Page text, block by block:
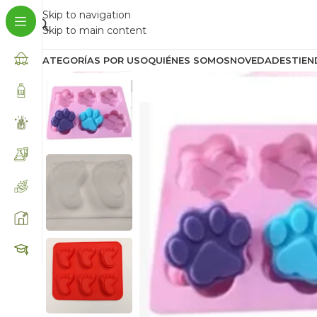
Skip to navigation
Skip to main content
CATEGORÍAS POR USOQUIÉNES SOMOSNOVEDADES